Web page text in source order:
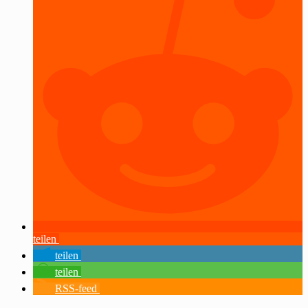
teilen
teilen
teilen
RSS-feed